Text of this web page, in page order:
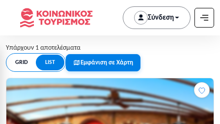
Σύνδεση
Υπάρχουν 1 αποτελέσματα
GRID LIST Εμφάνιση σε Χάρτη